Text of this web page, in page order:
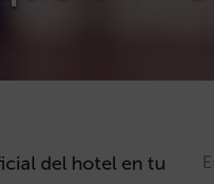
del hotel en tu